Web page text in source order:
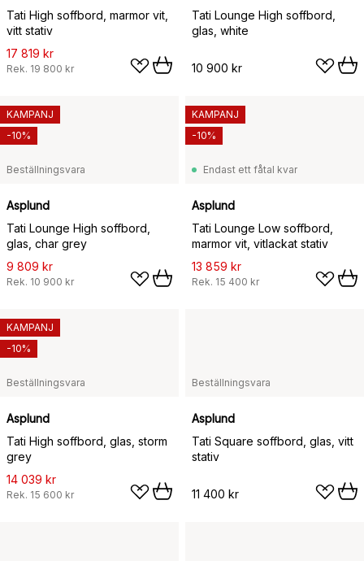
Tati High soffbord, marmor vit,
vitt stativ
17 819 kr
Rek. 19 800 kr
Tati Lounge High soffbord,
glas, white
10 900 kr
Beställningsvara
Asplund
Tati Lounge High soffbord,
glas, char grey
9 809 kr
Rek. 10 900 kr
KAMPANJ
-10%
Endast ett fåtal kvar
Asplund
Tati Lounge Low soffbord,
marmor vit, vitlackat stativ
13 859 kr
Rek. 15 400 kr
KAMPANJ
-10%
Beställningsvara
Asplund
Tati High soffbord, glas, storm
grey
14 039 kr
Rek. 15 600 kr
KAMPANJ
-10%
Beställningsvara
Asplund
Tati Square soffbord, glas, vitt
stativ
11 400 kr